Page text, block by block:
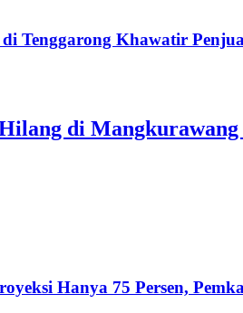
Tenggarong Khawatir
di
Hanya 75 Persen,